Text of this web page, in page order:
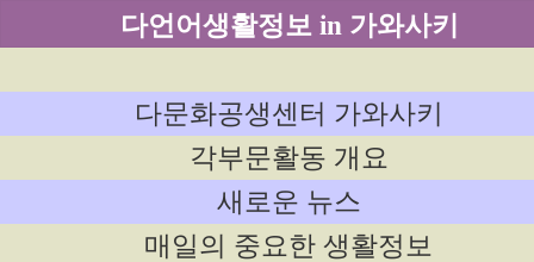
다언어생활정보 in 가와사키
다문화공생센터 가와사키
각부문활동 개요
새로운 뉴스
매일의 중요한 생활정보